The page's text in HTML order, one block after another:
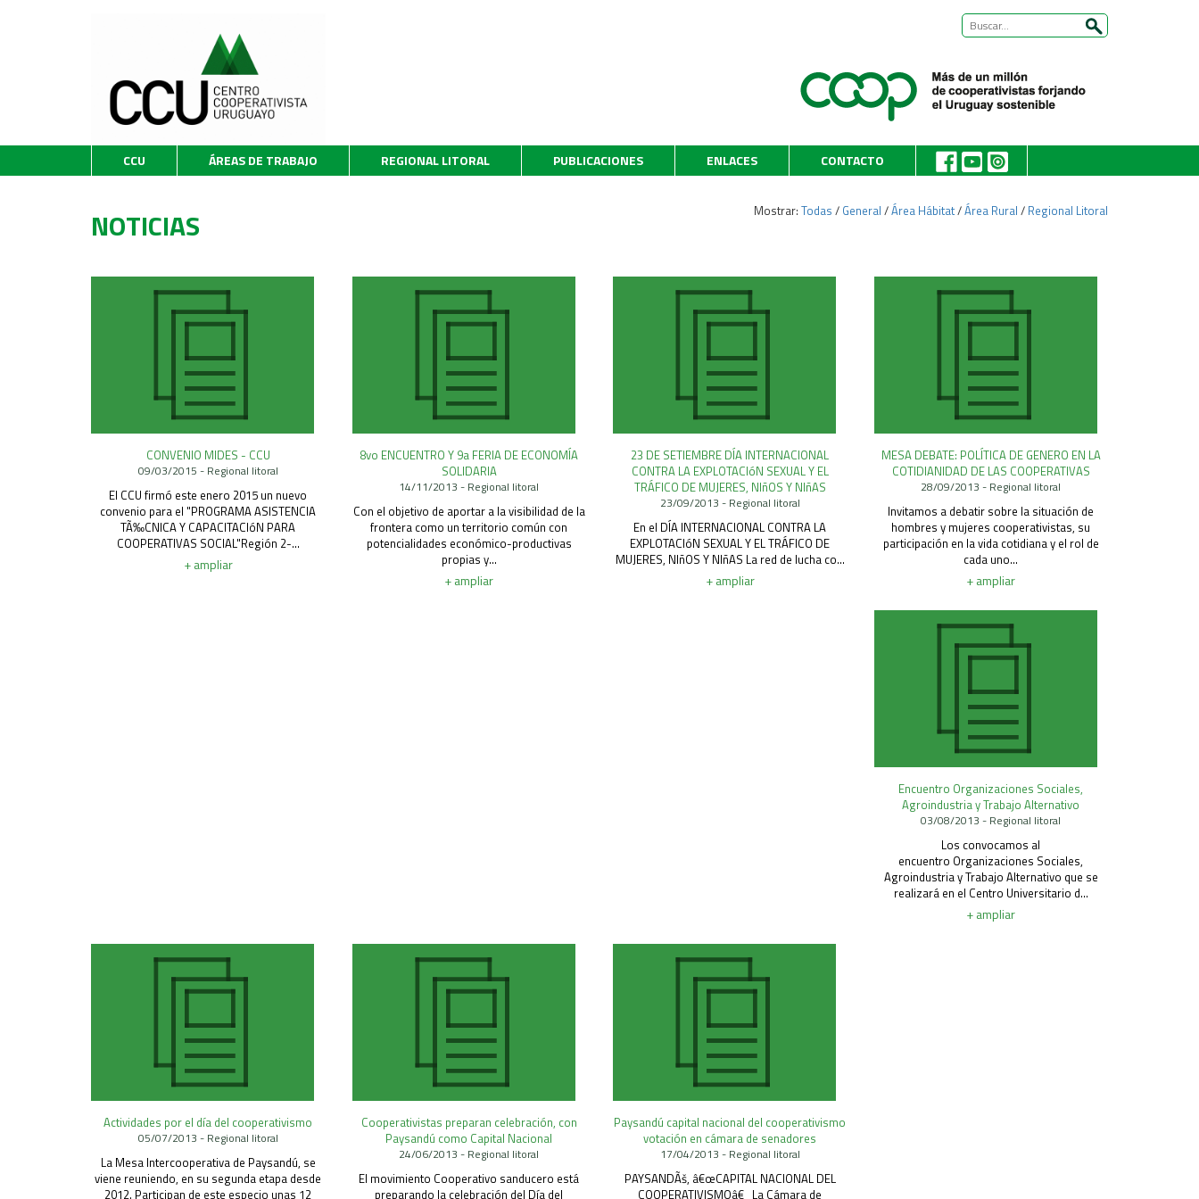
CCU ÁREAS DE TRABAJO REGIONAL LITORAL PUBLICACIONES ENLACES CONTACTO
NOTICIAS Mostrar: Todas / General /Área Hábitat/Área Rural / Regional Litoral
CONVENIO MIDES - CCU
09/03/2015 - Regional litoral
El CCU firmó este enero 2015 un nuevo
convenio para el "PROGRAMA ASISTENCIA
TÃ‰CNICA Y CAPACITACIóN PARA
COOPERATIVAS SOCIAL"Región 2-...
+ ampliar
8vo ENCUENTRO Y 9a FERIA DE ECONOMÍA
SOLIDARIA
14/11/2013 - Regional litoral
Con el objetivo de aportar a la visibilidad de la
frontera como un territorio común con
potencialidades económico-productivas
propias y...
+ ampliar
23 DE SETIEMBRE DÍA INTERNACIONAL
CONTRA LA EXPLOTACIóN SEXUAL Y EL
TRÁFICO DE MUJERES, NIñOS Y NIñAS
23/09/2013 - Regional litoral
En el DÍA INTERNACIONAL CONTRA LA
EXPLOTACIóN SEXUAL Y EL TRÁFICO DE
MUJERES, NIñOS Y NIñAS La red de lucha co...
+ ampliar
MESA DEBATE: POLÍTICA DE GENERO EN LA
COTIDIANIDAD DE LAS COOPERATIVAS
28/09/2013 - Regional litoral
Invitamos a debatir sobre la situación de
hombres y mujeres cooperativistas, su
participación en la vida cotidiana y el rol de
cada uno...
+ ampliar
Encuentro Organizaciones Sociales,
Agroindustria y Trabajo Alternativo
03/08/2013 - Regional litoral
Los convocamos al
encuentro Organizaciones Sociales,
Agroindustria y Trabajo Alternativo que se
realizará en el Centro Universitario d...
+ ampliar
Actividades por el día del cooperativismo
05/07/2013 - Regional litoral
La Mesa Intercooperativa de Paysandú, se
viene reuniendo, en su segunda etapa desde
2012. Participan de este especio unas 12
Cooperativistas preparan celebración, con
Paysandú como Capital Nacional
24/06/2013 - Regional litoral
El movimiento Cooperativo sanducero está
preparando la celebración del Día del
Paysandú capital nacional del cooperativismo
votación en cámara de senadores
17/04/2013 - Regional litoral
PAYSANDÃš, â€œCAPITAL NACIONAL DEL
COOPERATIVISMOâ€ La Cámara de